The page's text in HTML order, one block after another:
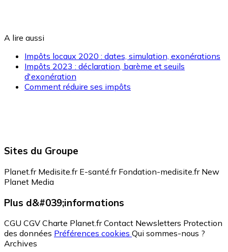
A lire aussi
Impôts locaux 2020 : dates, simulation, exonérations
Impôts 2023 : déclaration, barème et seuils
d'exonération
Comment réduire ses impôts
Sites du Groupe
Planet.fr Medisite.fr E-santé.fr Fondation-medisite.fr New
Planet Media
Plus d&#039;informations
CGU CGV Charte Planet.fr Contact Newsletters Protection
des données Préférences cookies Qui sommes-nous ?
Archives